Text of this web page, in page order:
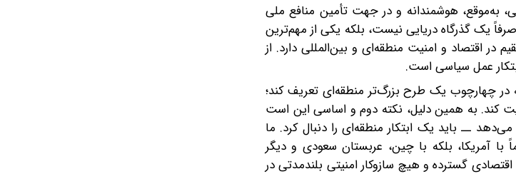
به‌موقع، هوشمندانه و در جهت تأمین منافع ملی
یک گذرگاه دریایی نیست، بلکه یکی از مهم‌ترین
در اقتصاد و امنیت منطقه‌ای و بین‌المللی دارد. از
عمل سیاسی است.
در چهارچوب یک طرح بزرگ‌تر منطقه‌ای تعریف کند؛
کند. به همین دلیل، نکته دوم و اساسی این است
ــ باید یک ابتکار منطقه‌ای را دنبال کرد. ما
آمریکا، بلکه با چین، عربستان سعودی و دیگر
گسترده و هیچ سازوکار امنیتی بلندمدتی در